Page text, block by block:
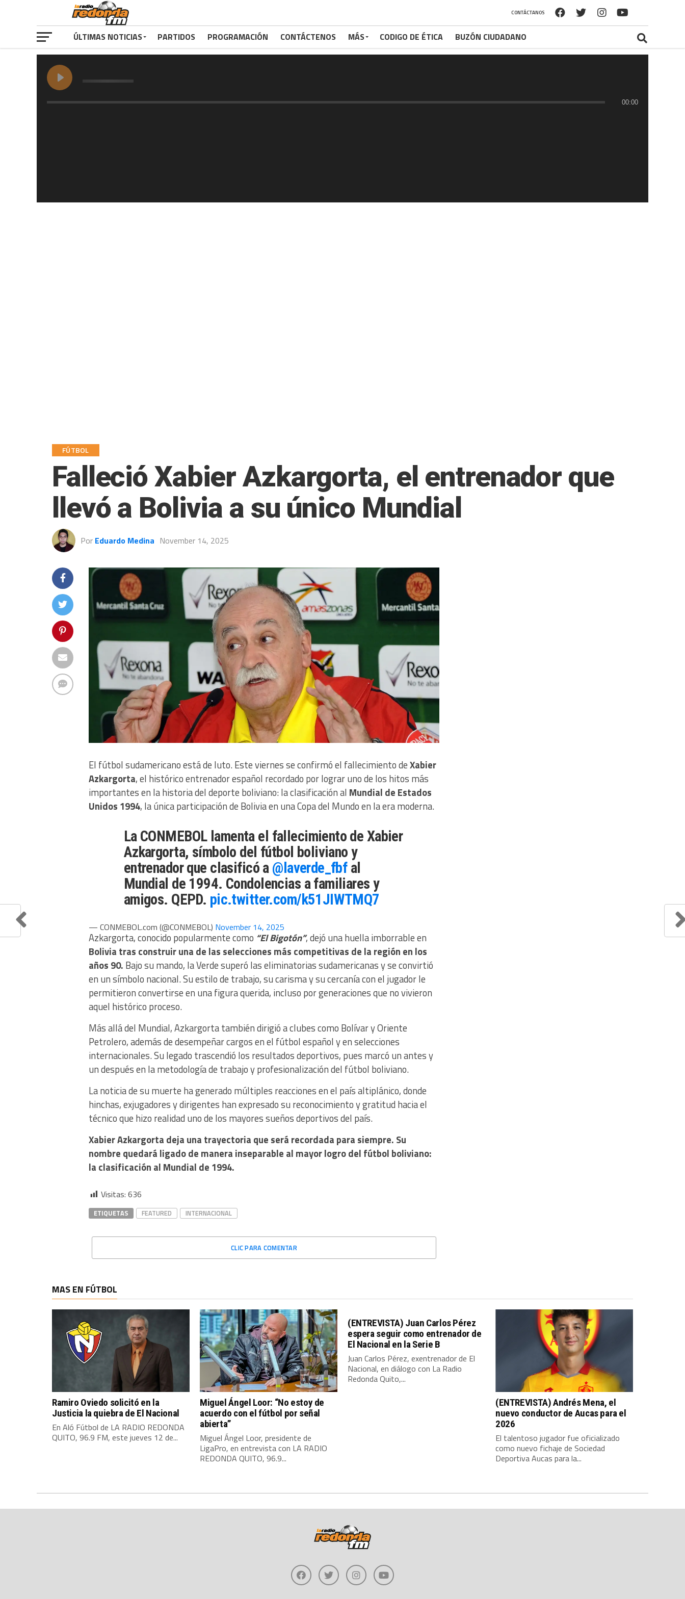
00:00
CONTÁCTANOS
ÚLTIMAS NOTICIAS PARTIDOS PROGRAMACIÓN CONTÁCTENOS MÁS CODIGO DE ÉTICA BUZÓN CIUDADANO
FÚTBOL
Falleció Xabier Azkargorta, el entrenador que
llevó a Bolivia a su único Mundial
Por Eduardo Medina November 14, 2025
El fútbol sudamericano está de luto. Este viernes se confirmó el fallecimiento deXabier
Azkargorta, el histórico entrenador español recordado por lograr uno de los hitos más
importantes en la historia del deporte boliviano: la clasificación al Mundial de Estados
Unidos 1994, la única participación de Bolivia en una Copa del Mundo en la era moderna.
La CONMEBOL lamenta el fallecimiento de Xabier
Azkargorta, símbolo del fútbol boliviano y
entrenador que clasificó a @laverde_fbfal
Mundial de 1994. Condolencias a familiares y
amigos. QEPD. pic.twitter.com/k51JIWTMQ7
— CONMEBOL.com (@CONMEBOL) November 14, 2025
Azkargorta, conocido popularmente como “El Bigotón”, dejó una huella imborrable en
Bolivia tras construir una de las selecciones más competitivas de la región en los
años 90. Bajo su mando, la Verde superó las eliminatorias sudamericanas y se convirtió
en un símbolo nacional. Su estilo de trabajo, su carisma y su cercanía con el jugador le
permitieron convertirse en una figura querida, incluso por generaciones que no vivieron
aquel histórico proceso.
Más allá del Mundial, Azkargorta también dirigió a clubes como Bolívar y Oriente
Petrolero, además de desempeñar cargos en el fútbol español y en selecciones
internacionales. Su legado trascendió los resultados deportivos, pues marcó un antes y
un después en la metodología de trabajo y profesionalización del fútbol boliviano.
La noticia de su muerte ha generado múltiples reacciones en el país altiplánico, donde
hinchas, exjugadores y dirigentes han expresado su reconocimiento y gratitud hacia el
técnico que hizo realidad uno de los mayores sueños deportivos del país.
Xabier Azkargorta deja una trayectoria que será recordada para siempre. Su
nombre quedará ligado de manera inseparable al mayor logro del fútbol boliviano:
la clasificación al Mundial de 1994.
Visitas: 636
ETIQUETAS FEATURED INTERNACIONAL
CLIC PARA COMENTAR
MAS EN FÚTBOL
Ramiro Oviedo solicitó en la
Justicia la quiebra de El Nacional
En Aló Fútbol de LA RADIO REDONDA
QUITO, 96.9 FM, este jueves 12 de...
Miguel Ángel Loor: “No estoy de
acuerdo con el fútbol por señal
abierta”
Miguel Ángel Loor, presidente de
LigaPro, en entrevista con LA RADIO
REDONDA QUITO, 96.9...
(ENTREVISTA) Juan Carlos Pérez
espera seguir como entrenador de
El Nacional en la Serie B
Juan Carlos Pérez, exentrenador de El
Nacional, en diálogo con La Radio
Redonda Quito,...
(ENTREVISTA) Andrés Mena, el
nuevo conductor de Aucas para el
2026
El talentoso jugador fue oficializado
como nuevo fichaje de Sociedad
Deportiva Aucas para la...